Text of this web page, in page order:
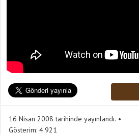
16 Nisan 2008 tarihinde yayınlandı.
Gösterim: 4.921